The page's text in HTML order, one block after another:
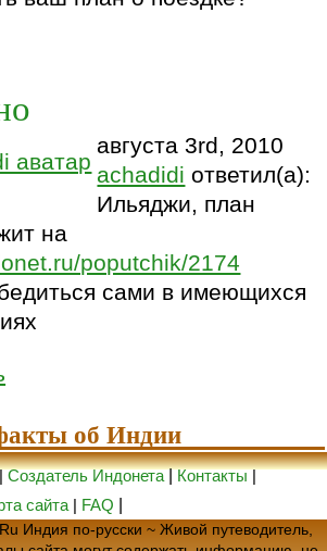
августа 3rd, 2010
achadidi ответил(а):
Ильяджи, план
на
poputchik/2174
сами в имеющихся
об Индии
Создатель Индонета|Контакты|
сайта | FAQ
Индия по-русски ~ Живой путеводитель,